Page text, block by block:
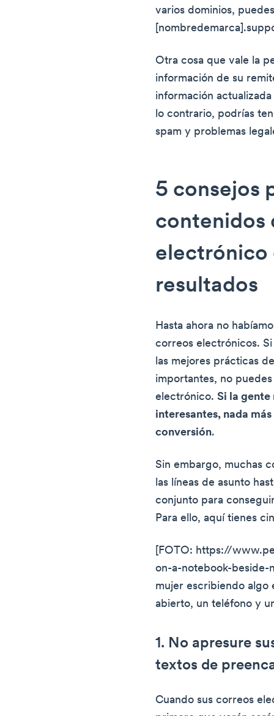
varios dominios,
Otra cosa que vale la
información de su
información
lo contrario, podrías
spam y problemas
5 consejos
contenidos
electrónico
resultados
Hasta ahora no
correos electrónicos.
las mejores prácticas
importantes, no
electrónico.Si la gente
interesantes, nada
conversión.
Sin embargo, muchas
las líneas de asunto
conjunto para
Para ello, aquí tienes
[FOTO: https://
on-a-notebook-beside-
mujer escribiendo algo
abierto, un teléfono y
1. No apresure
textos de
Cuando sus correos